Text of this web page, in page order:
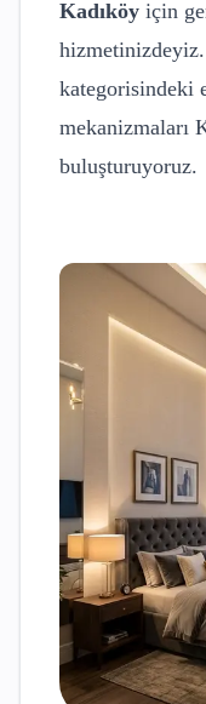
Kadıköy için
hizmetinizdeyiz.
kategorisindeki
mekanizmaları
buluşturuyoruz.